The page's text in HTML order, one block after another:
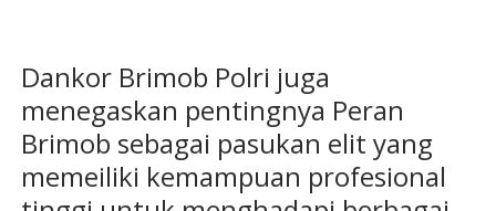
Dankor Brimob Polri juga
menegaskan pentingnya Peran
Brimob sebagai pasukan elit yang
memeiliki kemampuan profesional